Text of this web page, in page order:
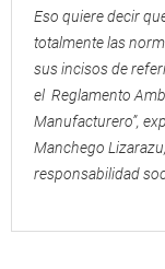
Eso quiere decir
totalmente las
sus incisos de
el Reglamento
Manufacturero”,
Manchego
responsabilidad